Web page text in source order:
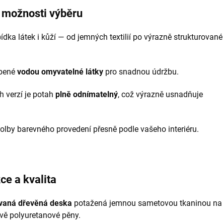
možnosti výběru
látek i kůží — od jemných textilií po výrazně strukturované
vodou omyvatelné látky pro snadnou údržbu.
verzí je potah plně odnímatelný, což výrazně usnadňuje
barevného provedení přesně podle vašeho interiéru.
a kvalita
dřevěná deska potažená jemnou sametovou tkaninou na
polyuretanové pěny.